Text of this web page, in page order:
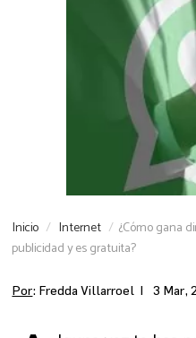
Inicio Internet
¿Cómo gana
publicidad y es gratuita?
Por: Fredda Villarroel | 3 Mar,